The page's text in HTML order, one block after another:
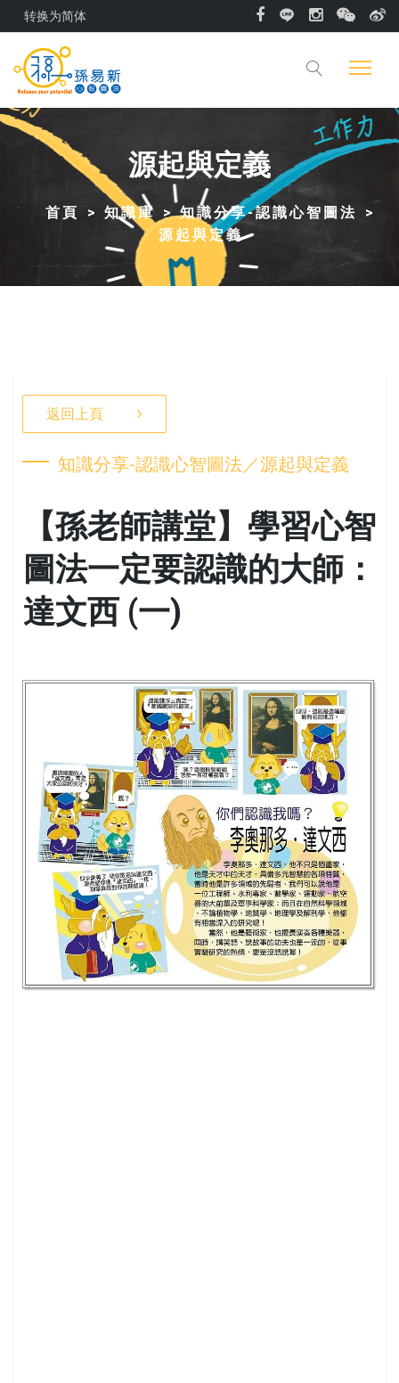
转换为简体
源起與定義
首頁 知識庫
知識分享-認識心智圖法
源起與定義
返回上頁
知識分享-認識心智圖法／源起與定義
【孫老師講堂】學習心智
圖法一定要認識的大師：
達文西 (一)